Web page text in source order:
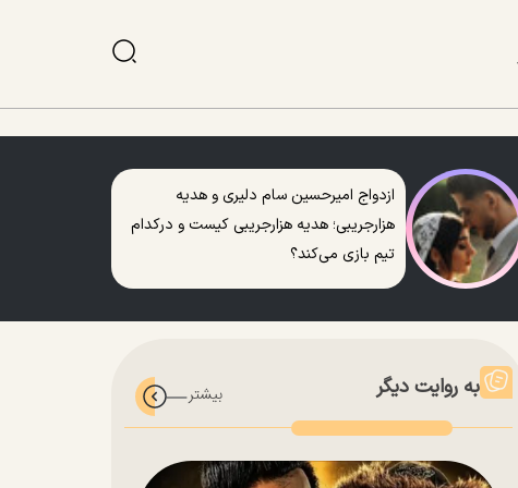
ازدواج امیرحسین سام دلیری و هدیه
هزارجریبی؛ هدیه هزارجریبی کیست و درکدام
تیم بازی می‌کند؟
به روایت دیگر